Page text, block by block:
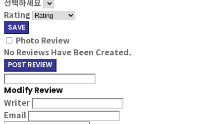
Rating
SAVE
Photo Review
No Reviews Have Been Created.
POST REVIEW
Modify Review
Writer
Email